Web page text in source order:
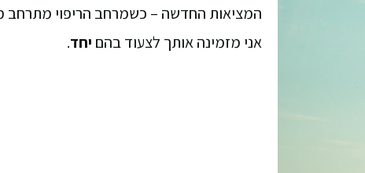
המציאות החדשה – כשמרחב הריפוי
אני מזמינה אותך לצעוד בהם יחד.